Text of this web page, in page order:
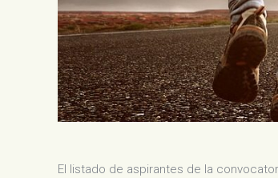
El listado de aspirantes de la